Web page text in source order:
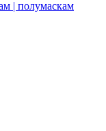
| полумаскам